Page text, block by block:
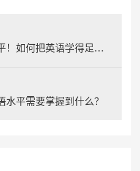
英语学习: 想提高英语水平！如何把英语学得足够好呢？
水平需要掌握到什么？